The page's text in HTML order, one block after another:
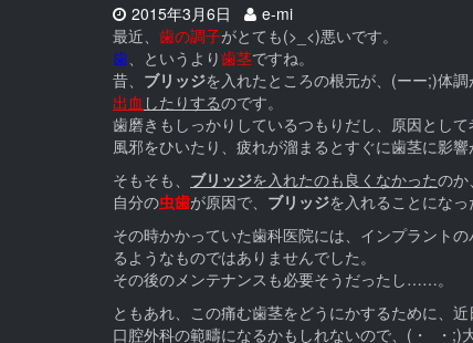
Date:
2015年3月6日 Author:
e-mi
最近、 歯の調子がとても(>_<)悪いです。
歯、というより歯茎ですね。
昔、 ブリッジを入れたところの根元が、(ーー;)体
出血 したりするのです。
歯磨きもしっかりしているつもりだし、原因とし
風邪をひいたり、疲れが溜まるとすぐに歯茎に影響
そもそも、 ブリッジを入れたのも良くなかったのか
自分の虫歯が原因で、 ブリッジを入れることにな
その時かかっていた歯科医院には、インプラント
るようなものではありませんでした。
その後のメンテナンスも必要そうだったし……。
ともあれ、この痛む歯茎をどうにかするために、
口腔外科の範疇になるかもしれないので、(・_・;)